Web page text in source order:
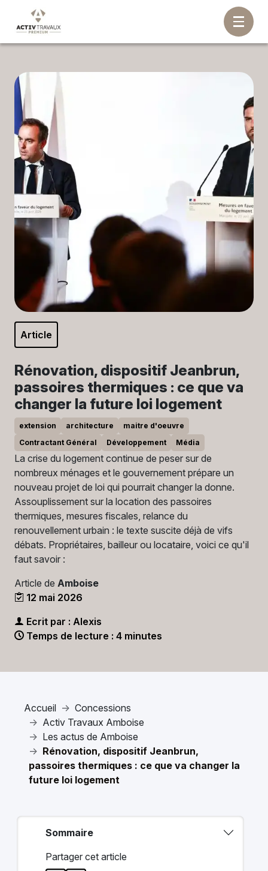
Article
Rénovation, dispositif Jeanbrun,
passoires thermiques : ce que va
changer la future loi logement
extension architecture
maitre d'oeuvre
Contractant Général
Développement Média
La crise du logement continue de peser sur de
nombreux ménages et le gouvernement prépare un
nouveau projet de loi qui pourrait changer la donne.
Assouplissement sur la location des passoires
thermiques, mesures fiscales, relance du
renouvellement urbain : le texte suscite déjà de vifs
débats. Propriétaires, bailleur ou locataire, voici ce qu'il
faut savoir :
Article de Amboise
12 mai 2026
Ecrit par : Alexis
Temps de lecture : 4 minutes
Accueil
Concessions
Activ Travaux Amboise
Les actus de Amboise
Rénovation, dispositif Jeanbrun,
passoires thermiques : ce que va changer la
future loi logement
Sommaire
Partager cet article